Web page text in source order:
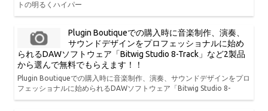
トの明るくハイパー
Plugin Boutiqueでの購入時に音楽制作、演奏、
サウンドデザインをプロフェッショナルに始め
られるDAWソフトウェア「Bitwig Studio 8-Track」など2製品
から選んで無料でもらえます！！
Plugin Boutiqueでの購入時に音楽制作、演奏、サウンドデザインをプロ
フェッショナルに始められるDAWソフトウェア「Bitwig Studio 8-